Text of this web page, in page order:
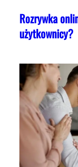
Rozrywka
użytkownicy?